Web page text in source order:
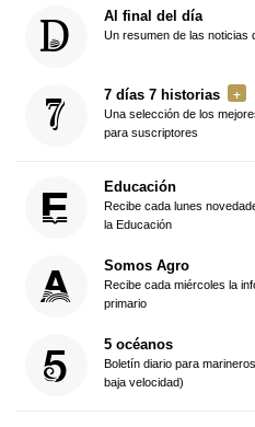
Al final del día
Un resumen de las noticias
7 días 7 historias
Una selección de los
para suscriptores
Educación
Recibe cada lunes
la Educación
Somos Agro
Recibe cada miércoles la
primario
5 océanos
Boletín diario para
baja velocidad)